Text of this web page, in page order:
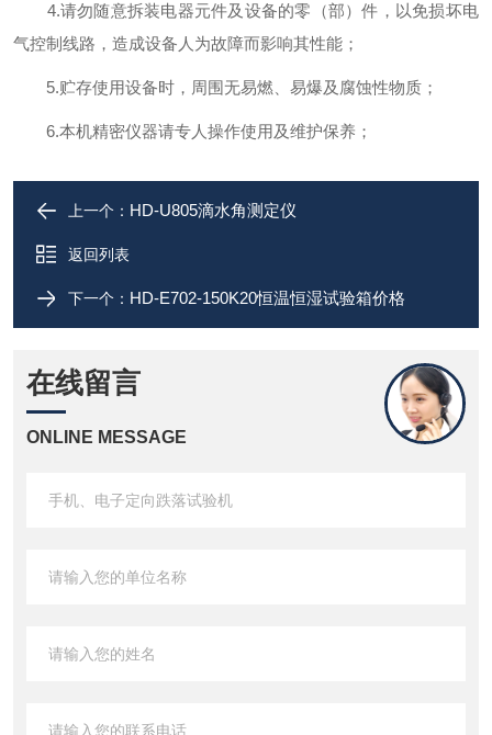
4.请勿随意拆装电器元件及设备的零（部）件，以免损坏电
气控制线路，造成设备人为故障而影响其性能；
5.贮存使用设备时，周围无易燃、易爆及腐蚀性物质；
6.本机精密仪器请专人操作使用及维护保养；
上一个： HD-U805滴水角测定仪
返回列表
下一个： HD-E702-150K20恒温恒湿试验箱价格
在线留言
ONLINE MESSAGE